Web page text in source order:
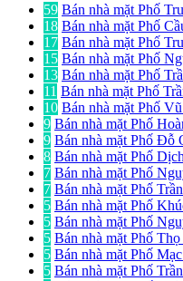
59 Bán nhà mặt Phố
18 Bán nhà mặt Phố
17 Bán nhà mặt Phố
15 Bán nhà mặt Phố
13 Bán nhà mặt Phố
11 Bán nhà mặt Phố
10 Bán nhà mặt Phố
9 Bán nhà mặt Phố
9 Bán nhà mặt Phố Đỗ
8 Bán nhà mặt Phố
7 Bán nhà mặt Phố
7 Bán nhà mặt Phố
5 Bán nhà mặt Phố
5 Bán nhà mặt Phố
5 Bán nhà mặt Phố
5 Bán nhà mặt Phố
5 Bán nhà mặt Phố